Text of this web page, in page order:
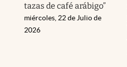
tazas de café arábigo”
miércoles, 22 de Julio de
2026